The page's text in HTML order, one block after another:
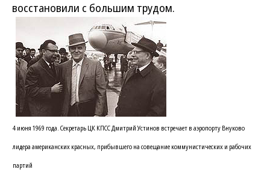
восстановили с большим трудом.
4 июня 1969 года. Секретарь ЦК КПСС Дмитрий Устинов встречает в аэропорту Внуково
лидера американских красных, прибывшего на совещание коммунистических и рабочих
партий